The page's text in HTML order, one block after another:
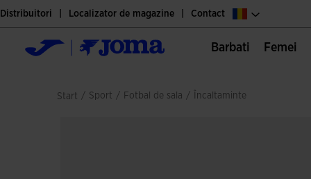
Distribuitori Localizator de magazine Contact
Barbati Femei
Start / sport / fotbal de sala / încaltaminte